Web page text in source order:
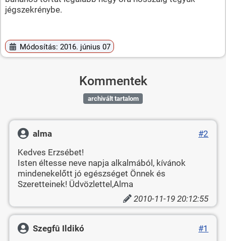
jégszekrénybe.
Módosítás: 2016. június 07
Kommentek
archivált tartalom
alma
#2
Kedves Erzsébet!
Isten éltesse neve napja alkalmából, kívánok
mindenekelőtt jó egészséget Önnek és
Szeretteinek! Üdvözlettel,Alma
2010-11-19 20:12:55
Szegfû Ildikó
#1